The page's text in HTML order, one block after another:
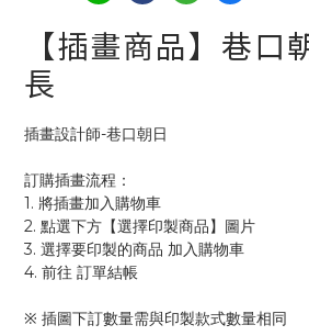
【插畫商品】巷口
長
插畫設計師-巷口朝日
訂購插畫流程：
1. 將插畫加入購物車
2. 點選下方【選擇印製商品】圖片
3. 選擇要印製的商品 加入購物車
4. 前往 訂單結帳
※ 插圖下訂數量需與印製款式數量相同